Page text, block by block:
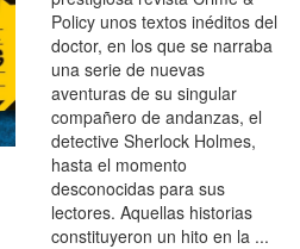
Policy unos textos inéditos del
doctor, en los que se narraba
una serie de nuevas
aventuras de su singular
compañero de andanzas, el
detective Sherlock Holmes,
hasta el momento
desconocidas para sus
lectores. Aquellas historias
constituyeron un hito en la ...